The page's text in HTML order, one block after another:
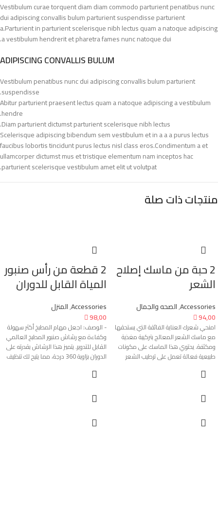
Vestibulum curae torquent diam diam commodo parturient penatibus nunc
dui adipiscing convallis bulum parturient suspendisse parturient
a.Parturient in parturient scelerisque nibh lectus quam a natoque adipiscing
a vestibulum hendrerit et pharetra fames nunc natoque dui.
ADIPISCING CONVALLIS BULUM
Vestibulum penatibus nunc dui adipiscing convallis bulum parturient
suspendisse.
Abitur parturient praesent lectus quam a natoque adipiscing a vestibulum
hendre.
Diam parturient dictumst parturient scelerisque nibh lectus.
Scelerisque adipiscing bibendum sem vestibulum et in a a a purus lectus
faucibus lobortis tincidunt purus lectus nisl class eros.Condimentum a et
ullamcorper dictumst mus et tristique elementum nam inceptos hac
parturient scelerisque vestibulum amet elit ut volutpat.
منتجات ذات صلة
2 حبة من ماسك إصلاح
الشعر
Accessories
,الصحه والجمال
94,00
امنحي شعرك العناية الفائقة التي يستحقها
مع ماسك الشعر المعالج بتركيبة مغذية
ومكثفة. يحتوي هذا الماسك على مكونات
طبيعية فعالة تعمل على ترطيب الشعر
الأطراف. بفضل تركيبته الغنية، يساعد على
وملمسًا حريريًا.
2 قطعة من رأس صنبور
المياة القابل للدوران
Accessories
,المنزل
98,00
- الوصف: اجعل مهام المطبخ أكثر سهولة
وكفاءة مع رشاش صنبور المطبخ العالمي
القابل للتدوير. يتميز هذا الرشاش بقدرته على
الدوران بزاوية 360 درجة، مما يتيح لك تنظيف
يساعد تصميمه الذكي على توفير المياه
للمياه لضمان تنظيف فعال. سهل التركيب،
مناسب لمعظم صنابير المطبخ.